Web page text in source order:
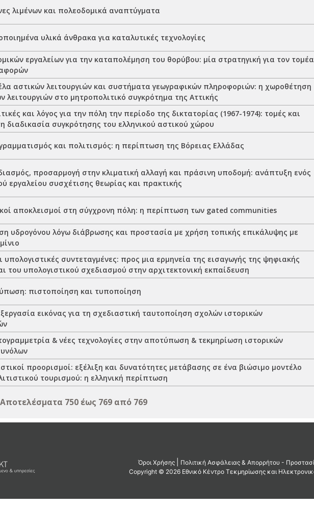
λιμένων και πολεοδομικά αναπτύγματα
υλικά άνθρακα για καταλυτικές τεχνολογίες
εργαλείων για την καταπολέμηση του θορύβου: μία στρατηγική για τον τομέα
αστικών λειτουργιών και συστήματα γεωγραφικών πληροφοριών: η χωροθέτηση
λειτουργιών στο μητροπολιτικό συγκρότημα της Αττικής
και λόγος για την πόλη την περίοδο της δικτατορίας (1967-1974): τομές και
διαδικασία συγκρότησης του ελληνικού αστικού χώρου
και πολιτισμός: η περίπτωση της Βόρειας Ελλάδας
προσαρμογή στην κλιματική αλλαγή και πράσινη υποδομή: ανάπτυξη ενός
εργαλείου συσχέτισης θεωρίας και πρακτικής
αποκλεισμοί στη σύγχρονη πόλη: η περίπτωση των gated communities
υδρογόνου λόγω διάβρωσης και προστασία με χρήση τοπικής επικάλυψης με
υπολογιστικές συντεταγμένες: προς μια ερμηνεία της εισαγωγής της ψηφιακής
του υπολογιστικού σχεδιασμού στην αρχιτεκτονική εκπαίδευση
πιστοποίηση και τυποποίηση
εικόνας για τη σχεδιαστική ταυτοποίηση σχολών ιστορικών
& νέες τεχνολογίες στην αποτύπωση & τεκµηρίωση ιστορικών
προορισμοί: εξέλιξη και δυνατότητες μετάβασης σε ένα βιώσιμο μοντέλο
τουρισμού: η ελληνική περίπτωση
Αποτελέσματα 750 έως 769 από 769